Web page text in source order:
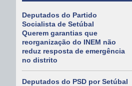
Deputados do Partido
Socialista de Setúbal
Querem garantias que
reorganização do INEM não
reduz resposta de emergência
no distrito
Deputados do PSD por Setúbal